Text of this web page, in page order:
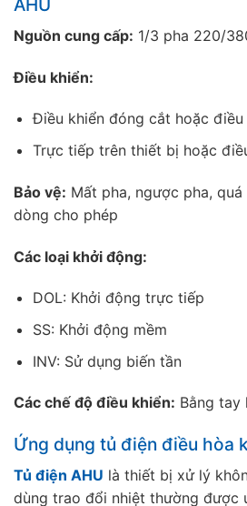
AHU
Nguồn cung cấp: 1/3 pha 220/
Điều khiển:
Điều khiển đóng cắt hoặc
Trực tiếp trên thiết bị hoặc
Bảo vệ: Mất pha, ngược pha,
dòng cho phép
Các loại khởi động:
DOL: Khởi động trực tiếp
SS: Khởi động mềm
INV: Sử dụng biến tần
Các chế độ điều khiển: Bằng tay
Ứng dụng tủ điện điều hòa
Tủ điện AHU là thiết bị xử lý
dùng trao đổi nhiệt thường được